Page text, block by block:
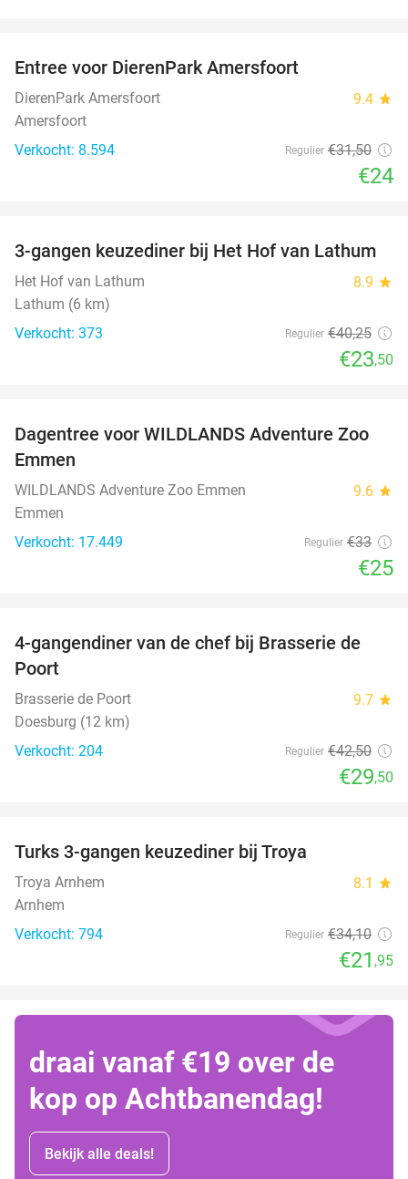
Entree voor DierenPark Amersfoort
DierenPark Amersfoort 9.4 star
Amersfoort
Verkocht: 8.594
Regulier €31,50
€24
42%
3-gangen keuzediner bij Het Hof van Lathum
Het Hof van Lathum 8.9 star
Lathum (6 km)
Verkocht: 373
Regulier €40,25
€23,50
24%
Dagentree voor WILDLANDS Adventure Zoo
Emmen
WILDLANDS Adventure Zoo Emmen 9.6 star
Emmen
Verkocht: 17.449
Regulier €33
€25
31%
4-gangendiner van de chef bij Brasserie de
Poort
Brasserie de Poort 9.7 star
Doesburg (12 km)
Verkocht: 204
Regulier €42,50
€29,50
Turks 3-gangen keuzediner bij Troya
Troya Arnhem 8.1 star
Arnhem
Verkocht: 794
Regulier €34,10
€21 ,95
draai vanaf €19 over de
kop op Achtbanendag!
Bekijk alle deals!